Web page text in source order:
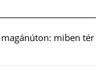
miben tér